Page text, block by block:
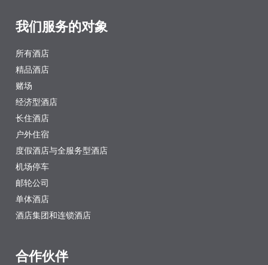
我们服务的对象
所有酒店
精品酒店
赌场
经济型酒店
长住酒店
户外住宿
度假酒店与全服务型酒店
机场停车
邮轮公司
单体酒店
酒店集团和连锁酒店
合作伙伴